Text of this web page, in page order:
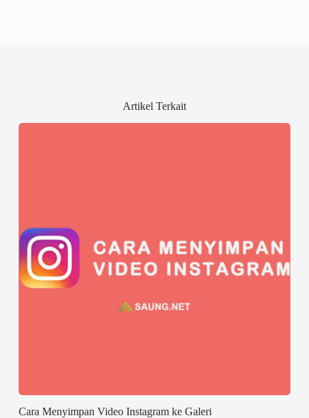
Artikel Terkait
Cara Menyimpan Video Instagram ke Galeri